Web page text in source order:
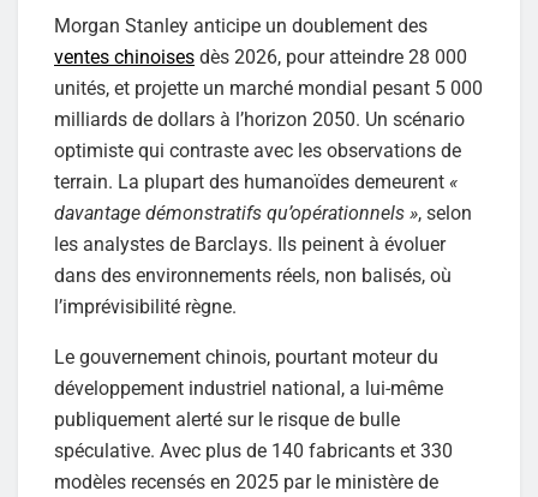
Morgan Stanley anticipe un doublement des
ventes chinoises dès 2026, pour atteindre 28 000
unités, et projette un marché mondial pesant 5 000
milliards de dollars à l’horizon 2050. Un scénario
optimiste qui contraste avec les observations de
terrain. La plupart des humanoïdes demeurent «
davantage démonstratifs qu’opérationnels », selon
les analystes de Barclays. Ils peinent à évoluer
dans des environnements réels, non balisés, où
l’imprévisibilité règne.
Le gouvernement chinois, pourtant moteur du
développement industriel national, a lui-même
publiquement alerté sur le risque de bulle
spéculative. Avec plus de 140 fabricants et 330
modèles recensés en 2025 par le ministère de